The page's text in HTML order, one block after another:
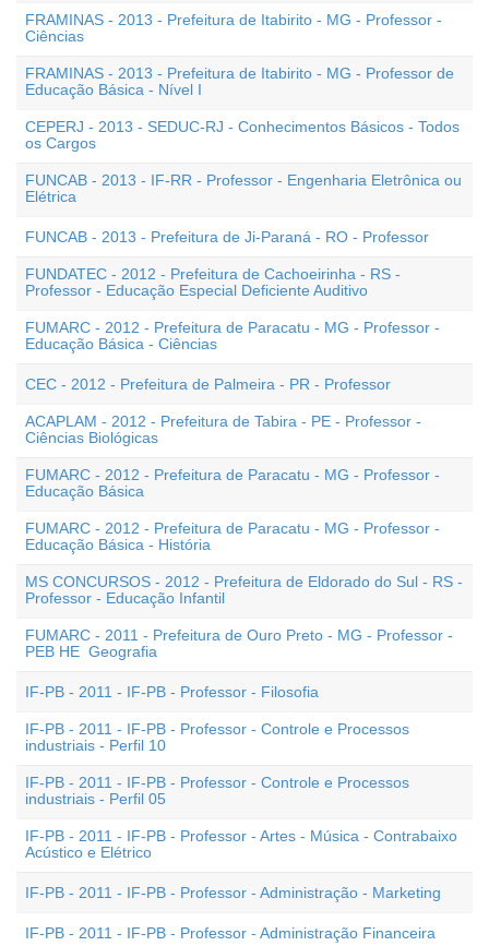
FRAMINAS - 2013 - Prefeitura de Itabirito - MG - Professor -
Ciências
FRAMINAS - 2013 - Prefeitura de Itabirito - MG - Professor de
Educação Básica - Nível I
CEPERJ - 2013 - SEDUC-RJ - Conhecimentos Básicos - Todos
os Cargos
FUNCAB - 2013 - IF-RR - Professor - Engenharia Eletrônica ou
Elétrica
FUNCAB - 2013 - Prefeitura de Ji-Paraná - RO - Professor
FUNDATEC - 2012 - Prefeitura de Cachoeirinha - RS -
Professor - Educação Especial Deficiente Auditivo
FUMARC - 2012 - Prefeitura de Paracatu - MG - Professor -
Educação Básica - Ciências
CEC - 2012 - Prefeitura de Palmeira - PR - Professor
ACAPLAM - 2012 - Prefeitura de Tabira - PE - Professor -
Ciências Biológicas
FUMARC - 2012 - Prefeitura de Paracatu - MG - Professor -
Educação Básica
FUMARC - 2012 - Prefeitura de Paracatu - MG - Professor -
Educação Básica - História
MS CONCURSOS - 2012 - Prefeitura de Eldorado do Sul - RS -
Professor - Educação Infantil
FUMARC - 2011 - Prefeitura de Ouro Preto - MG - Professor -
PEB HE  Geografia
IF-PB - 2011 - IF-PB - Professor - Filosofia
IF-PB - 2011 - IF-PB - Professor - Controle e Processos
industriais - Perfil 10
IF-PB - 2011 - IF-PB - Professor - Controle e Processos
industriais - Perfil 05
IF-PB - 2011 - IF-PB - Professor - Artes - Música - Contrabaixo
Acústico e Elétrico
IF-PB - 2011 - IF-PB - Professor - Administração - Marketing
IF-PB - 2011 - IF-PB - Professor - Administração Financeira